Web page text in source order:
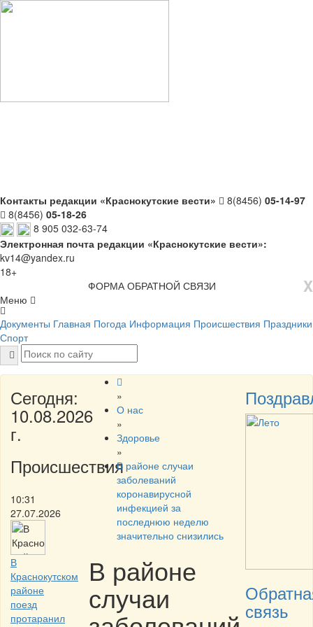
Контакты редакции «Краснокутские вести» 8(8456) 05-14-97
8(8456) 05-18-26
8 905 032-63-74
Электронная почта редакции «Краснокутские вести»:
kv14@yandex.ru
18+
X
ФОРМА ОБРАТНОЙ СВЯЗИ
Меню
Документы Главная Погода Информация Происшествия Праздники
Спорт
Сегодня:
10.08.2026
г.
Происшествия
10:31
27.07.2026
В
Краснокутском
районе
поезд
протаранил
»
О нас
»
Здоровье
»
В районе случаи
заболеваний
коронавирусной
инфекцией за
последнюю неделю
значительно снизились
В районе
случаи связь